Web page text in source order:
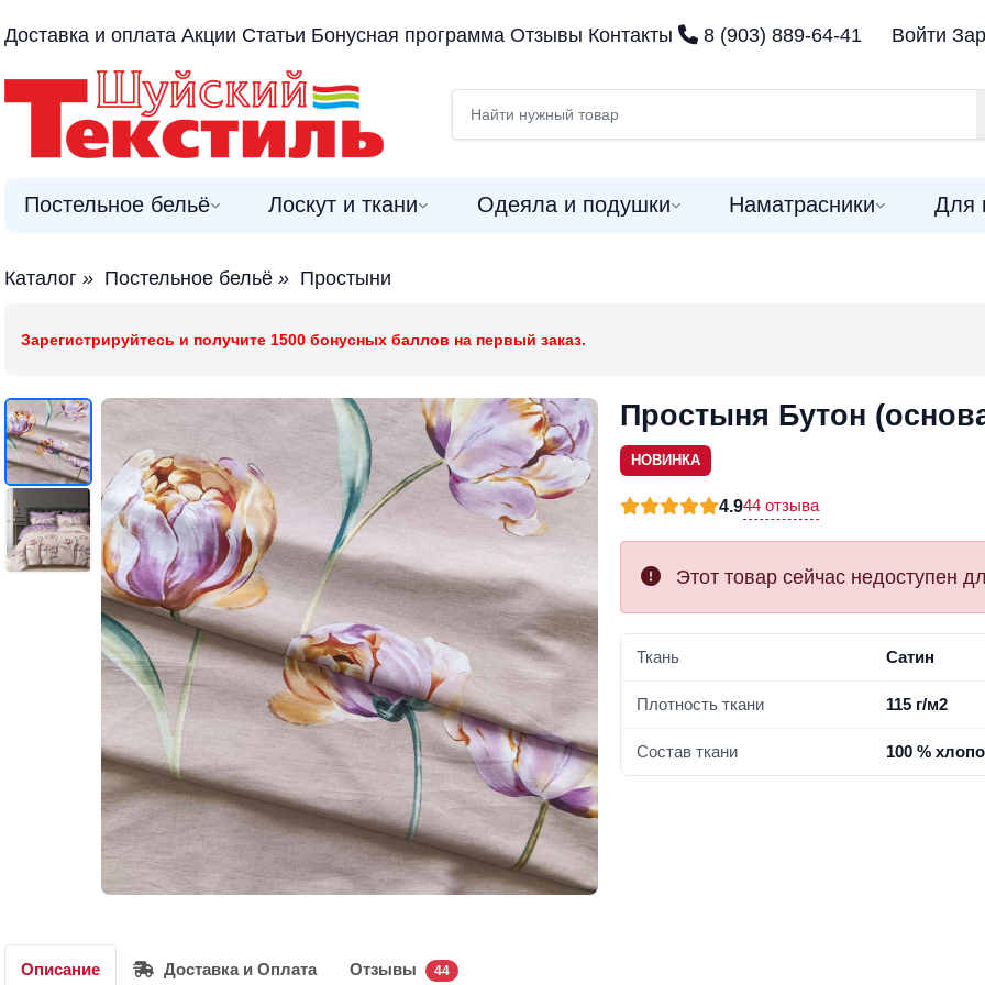
Доставка и оплата Акции Статьи Бонусная программа Отзывы Контакты 8 (903) 889-64-41 Войти
Постельное бельё Лоскут и ткани Одеяла и подушки Наматрасники Для
Каталог » Постельное бельё » Простыни
Зарегистрируйтесь и получите 1500 бонусных баллов на первый заказ.
Простыня Бутон
НОВИНКА
4.944 отзыва
Этот товар сейчас недоступен
Ткань Сатин
Плотность ткани 115 г/м2
Состав ткани 100 %
Описание Доставка и Оплата Отзывы 44